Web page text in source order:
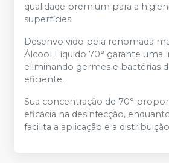
qualidade premium para a
superfícies.
Desenvolvido pela renomada
Álcool Líquido 70° garante uma
eliminando germes e bactérias
eficiente.
Sua concentração de 70°
eficácia na desinfecção,
facilita a aplicação e a